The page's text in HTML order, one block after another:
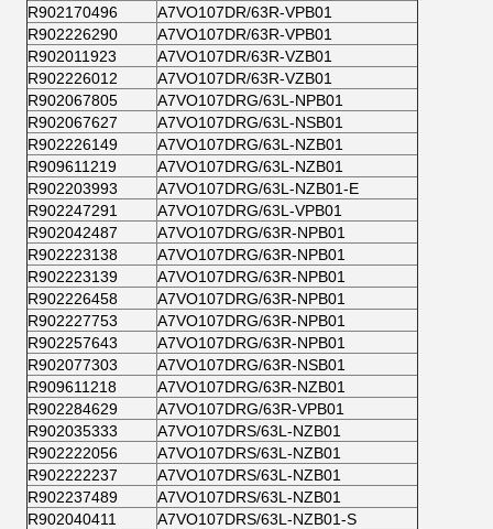
R902170496
A7VO107DR/63R-VPB01
R902226290
A7VO107DR/63R-VPB01
R902011923
A7VO107DR/63R-VZB01
R902226012
A7VO107DR/63R-VZB01
R902067805
A7VO107DRG/63L-NPB01
R902067627
A7VO107DRG/63L-NSB01
R902226149
A7VO107DRG/63L-NZB01
R909611219
A7VO107DRG/63L-NZB01
R902203993
A7VO107DRG/63L-NZB01-E
R902247291
A7VO107DRG/63L-VPB01
R902042487
A7VO107DRG/63R-NPB01
R902223138
A7VO107DRG/63R-NPB01
R902223139
A7VO107DRG/63R-NPB01
R902226458
A7VO107DRG/63R-NPB01
R902227753
A7VO107DRG/63R-NPB01
R902257643
A7VO107DRG/63R-NPB01
R902077303
A7VO107DRG/63R-NSB01
R909611218
A7VO107DRG/63R-NZB01
R902284629
A7VO107DRG/63R-VPB01
R902035333
A7VO107DRS/63L-NZB01
R902222056
A7VO107DRS/63L-NZB01
R902222237
A7VO107DRS/63L-NZB01
R902237489
A7VO107DRS/63L-NZB01
R902040411
A7VO107DRS/63L-NZB01-S